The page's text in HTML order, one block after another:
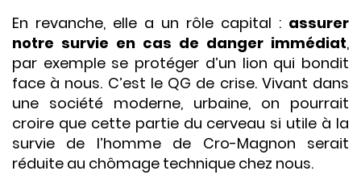
En revanche, elle a un rôle capital : assurer
notre survie en cas de danger immédiat,
par exemple se protéger d’un lion qui bondit
face à nous. C’est le QG de crise. Vivant dans
une société moderne, urbaine, on pourrait
croire que cette partie du cerveau si utile à la
survie de l’homme de Cro-Magnon serait
réduite au chômage technique chez nous.